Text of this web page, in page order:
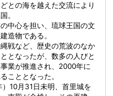
との海を越えた交流により
。
中心を担い、琉球王国の文
造物である。
戦など、歴史の荒波のなか
となったが、数多の人びと
業が推進され、2000年に
こととなった。
10月31日未明、首里城を